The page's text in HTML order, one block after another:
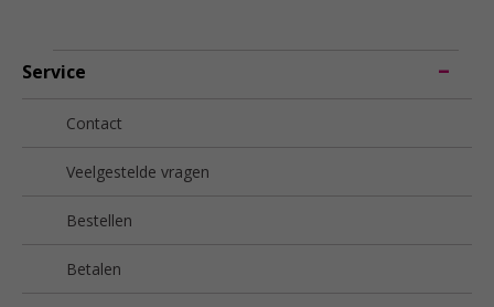
Service
Contact
Veelgestelde vragen
Bestellen
Betalen